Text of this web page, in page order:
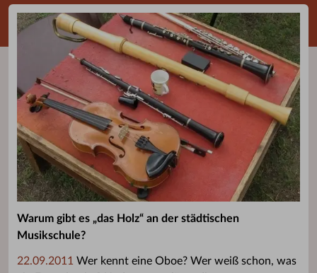
Warum gibt es „das Holz“ an der städtischen
Musikschule?
22.09.2011 Wer kennt eine Oboe? Wer weiß schon, was